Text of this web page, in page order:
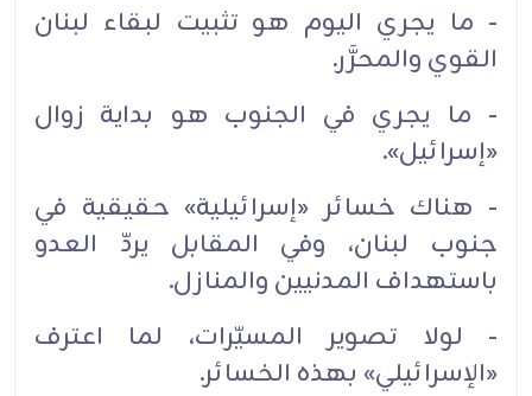
- ما يجري اليوم هو تثبيت لبقاء لبنان
القوي والمحرَّر.
- ما يجري في الجنوب هو بداية زوال
«إسرائيل».
- هناك خسائر «إسرائيلية» حقيقية في
جنوب لبنان، وفي المقابل يردّ العدو
باستهداف المدنيين والمنازل.
- لولا تصوير المسيّرات، لما اعترف
«الإسرائيلي» بهذه الخسائر.